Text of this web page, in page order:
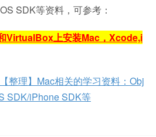
SDK等资料，可参考：
VirtualBox上安装Mac，Xcode,i
【整理】Mac相关的学习资料：Obj
SDK/iPhone SDK等